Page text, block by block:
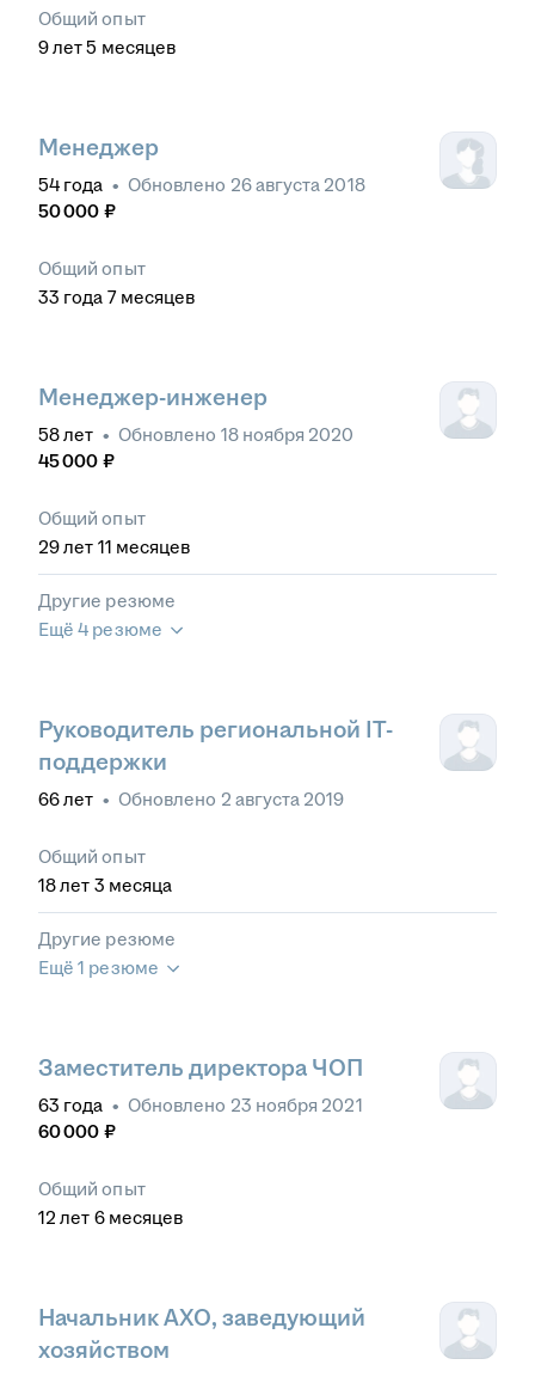
Общий опыт
9лет 5 месяцев
Менеджер
54 года • Обновлено 26 августа 2018
50 000 ₽
Общий опыт
33 года 7 месяцев
Менеджер-инженер
58лет • Обновлено 18 ноября 2020
45 000 ₽
Общий опыт
29лет 11 месяцев
Другие резюме
Ещё 4 резюме
Руководитель региональной IT-
поддержки
66лет • Обновлено 2 августа 2019
Общий опыт
18лет 3 месяца
Другие резюме
Ещё 1 резюме
Заместитель директора ЧОП
63 года • Обновлено 23 ноября 2021
60 000 ₽
Общий опыт
12 лет 6 месяцев
Начальник АХО, заведующий
хозяйством